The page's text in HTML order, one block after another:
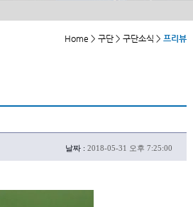
Home > 구단 > 구단소식 > 프리뷰
날짜 : 2018-05-31 오후 7:25:00